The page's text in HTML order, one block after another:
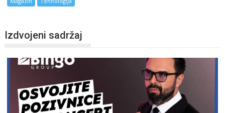
Izdvojeni sadržaj